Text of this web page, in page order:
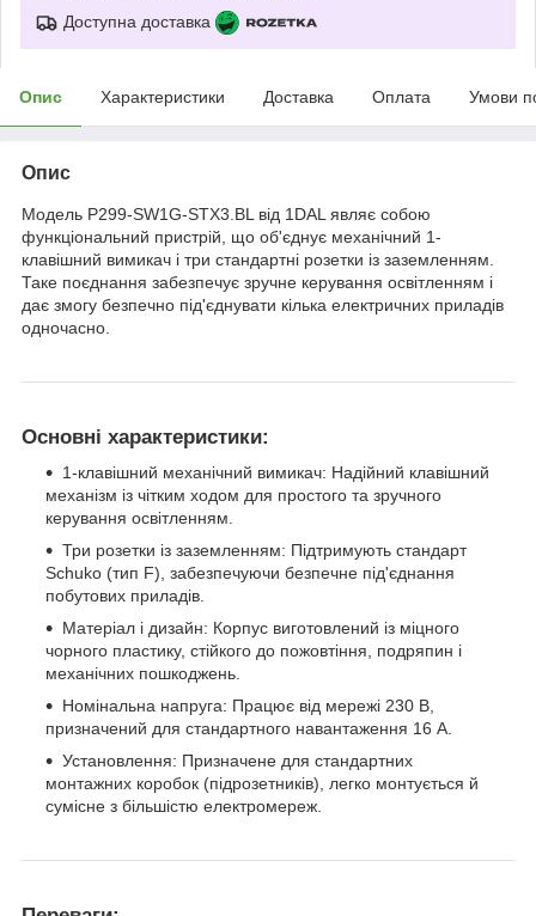
Доступна доставка
Опис Характеристики Доставка Оплата Умови
Опис
Модель P299-SW1G-STX3.BL від 1DAL являє собою
функціональний пристрій, що об'єднує механічний 1-
клавішний вимикач і три стандартні розетки із заземленням.
Таке поєднання забезпечує зручне керування освітленням і
дає змогу безпечно під'єднувати кілька електричних приладів
одночасно.
Основні характеристики:
1-клавішний механічний вимикач: Надійний клавішний
механізм із чітким ходом для простого та зручного
керування освітленням.
Три розетки із заземленням: Підтримують стандарт
Schuko (тип F), забезпечуючи безпечне під'єднання
побутових приладів.
Матеріал і дизайн: Корпус виготовлений із міцного
чорного пластику, стійкого до пожовтіння, подряпин і
механічних пошкоджень.
Номінальна напруга: Працює від мережі 230 В,
призначений для стандартного навантаження 16 А.
Установлення: Призначене для стандартних
монтажних коробок (підрозетників), легко монтується й
сумісне з більшістю електромереж.